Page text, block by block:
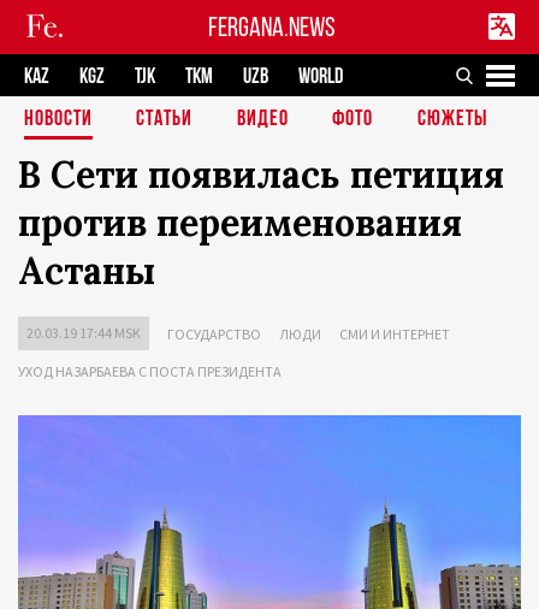
FERGANA.NEWS
KAZ KGZ TJK TKM UZB
WORLD
НОВОСТИ
СТАТЬИ ВИДЕО ФОТО СЮЖЕТЫ
В Сети появилась петиция
против переименования
Астаны
20.03.19 17:44 MSK ГОСУДАРСТВО ЛЮДИ СМИ И ИНТЕРНЕТ
УХОД НАЗАРБАЕВА С ПОСТА ПРЕЗИДЕНТА